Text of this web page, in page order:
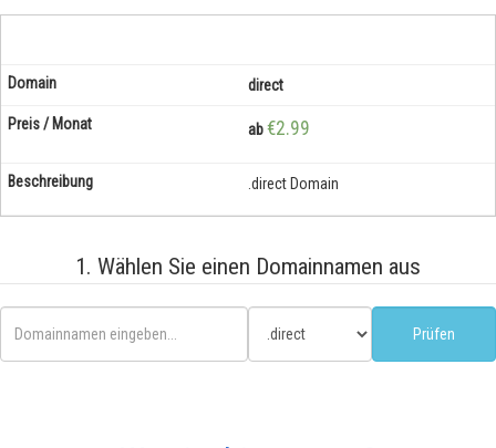
direct
ab€2.99
.direct Domain
1. Wählen Sie einen Domainnamen aus